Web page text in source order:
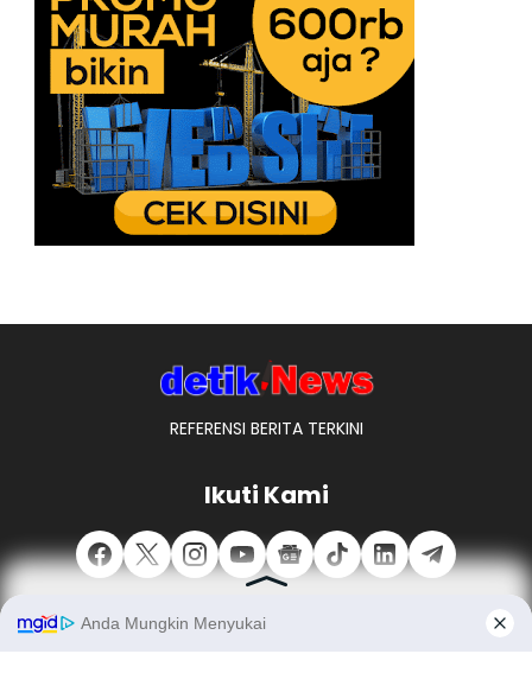
REFERENSI BERITA TERKINI
Ikuti Kami
REDAKSITENTANG KAMI